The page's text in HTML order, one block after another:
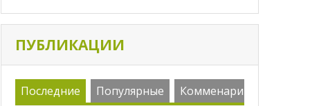
ПУБЛИКАЦИИ
Последние Популярные
Комменарии